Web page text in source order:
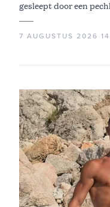
gesleept door een
7 AUGUSTUS 2026